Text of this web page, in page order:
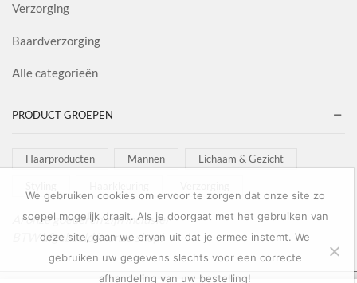
Verzorging
Baardverzorging
Alle categorieën
PRODUCT GROEPEN
Haarproducten Mannen Lichaam & Gezicht
Al onze goederen zijn inclusief
BTW afgebeeld in onze shop!
We gebruiken cookies om ervoor te zorgen dat onze site zo
soepel mogelijk draait. Als je doorgaat met het gebruiken van
deze site, gaan we ervan uit dat je ermee instemt. We
gebruiken uw gegevens slechts voor een correcte
afhandeling van uw bestelling!